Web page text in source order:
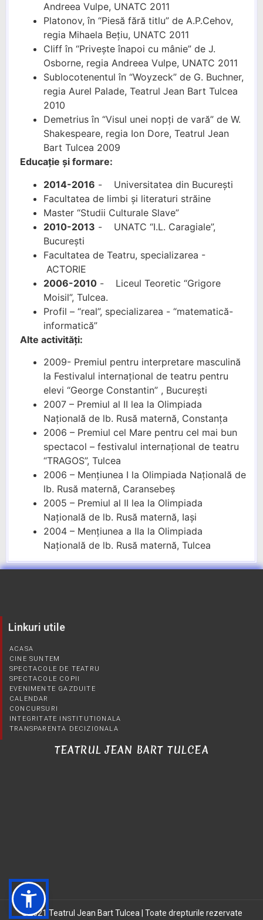
Andreea Vulpe, UNATC 2011
Platonov, în “Piesă fără titlu” de A.P.Cehov,
regia Mihaela Bețiu, UNATC 2011
Cliff în “Privește înapoi cu mânie” de J.
Osborne, regia Andreea Vulpe, UNATC 2011
Sublocotenentul în “Woyzeck” de G. Buchner,
regia Aurel Palade, Teatrul Jean Bart Tulcea
2010
Demetrius în “Visul unei nopți de vară” de W.
Shakespeare, regia Ion Dore, Teatrul Jean
Bart Tulcea 2009
Educație și formare:
2014-2016 - Universitatea din București
Facultatea de limbi și literaturi străine
Master “Studii Culturale Slave”
2010-2013 - UNATC “I.L. Caragiale”,
București
Facultatea de Teatru, specializarea -
ACTORIE
2006-2010 - Liceul Teoretic “Grigore
Moisil”, Tulcea.
Profil – “real”, specializarea - “matematică-
informatică”
Alte activități:
2009- Premiul pentru interpretare masculină
la Festivalul internațional de teatru pentru
elevi “George Constantin” , București
2007 – Premiul al II lea la Olimpiada
Națională de lb. Rusă maternă, Constanța
2006 – Premiul cel Mare pentru cel mai bun
spectacol – festivalul internațional de teatru
“TRAGOS”, Tulcea
2006 – Mențiunea I la Olimpiada Națională de
lb. Rusă maternă, Caransebeș
2005 – Premiul al II lea la Olimpiada
Națională de lb. Rusă maternă, Iași
2004 – Mențiunea a IIa la Olimpiada
Națională de lb. Rusă maternă, Tulcea
Linkuri utile
ACASA
CINE SUNTEM
SPECTACOLE DE TEATRU
SPECTACOLE COPII
EVENIMENTE GAZDUITE
CALENDAR
CONCURSURI
INTEGRITATE INSTITUTIONALA
TRANSPARENTA DECIZIONALA
TEATRUL JEAN BART TULCEA
©2021 Teatrul Jean Bart Tulcea | Toate drepturile rezervate